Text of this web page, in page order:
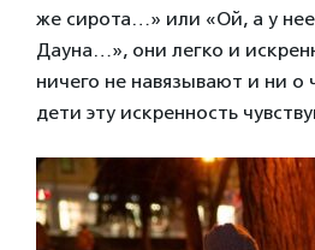
же сирота…» или «Ой, а у
Дауна…», они легко и
ничего не навязывают и ни о
дети эту искренность